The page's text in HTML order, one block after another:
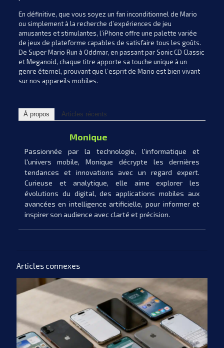
En définitive, que vous soyez un fan inconditionnel de Mario
ou simplement à la recherche d’expériences de jeu
amusantes et stimulantes, l’iPhone offre une palette variée
de jeux de plateforme capables de satisfaire tous les goûts.
De Super Mario Run à Oddmar, en passant par Sonic CD Classic
et Meganoid, chaque titre apporte sa touche unique à un
genre éternel, prouvant que l’esprit de Mario est bien vivant
sur nos appareils mobiles.
À propos Articles récents
Monique
Passionnée par la technologie, l'informatique et
l'univers mobile, Monique décrypte les dernières
tendances et innovations avec un regard expert.
Curieuse et analytique, elle aime explorer les
évolutions du digital, des applications mobiles aux
avancées en intelligence artificielle, pour informer et
inspirer son audience avec clarté et précision.
Articles connexes